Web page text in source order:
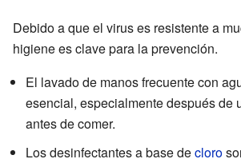
Debido a que el virus es resistente a
higiene es clave para la prevención.
El lavado de manos frecuente con
esencial, especialmente después de
antes de comer.
Los desinfectantes a base decloro